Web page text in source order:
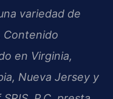
variedad de
Contenido
en Virginia,
Nueva Jersey y